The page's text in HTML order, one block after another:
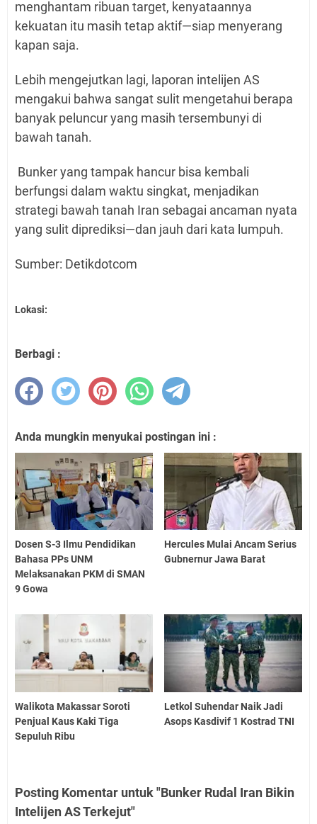
menghantam ribuan target, kenyataannya
kekuatan itu masih tetap aktif—siap menyerang
kapan saja.
Lebih mengejutkan lagi, laporan intelijen AS
mengakui bahwa sangat sulit mengetahui berapa
banyak peluncur yang masih tersembunyi di
bawah tanah.
Bunker yang tampak hancur bisa kembali
berfungsi dalam waktu singkat, menjadikan
strategi bawah tanah Iran sebagai ancaman nyata
yang sulit diprediksi—dan jauh dari kata lumpuh.
Sumber: Detikdotcom
Lokasi:
Berbagi :
Anda mungkin menyukai postingan ini :
Dosen S-3 Ilmu Pendidikan
Bahasa PPs UNM
Melaksanakan PKM di SMAN
9 Gowa
Hercules Mulai Ancam Serius
Gubnernur Jawa Barat
Walikota Makassar Soroti
Penjual Kaus Kaki Tiga
Sepuluh Ribu
Letkol Suhendar Naik Jadi
Asops Kasdivif 1 Kostrad TNI
Posting Komentar untuk "Bunker Rudal Iran Bikin
Intelijen AS Terkejut"